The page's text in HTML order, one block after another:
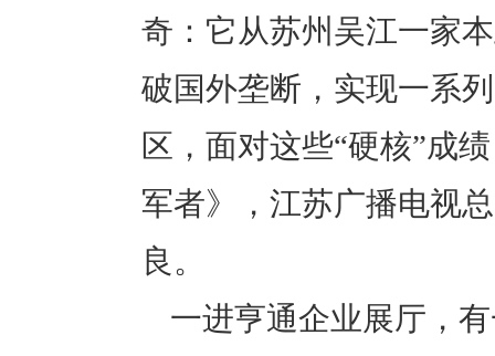
奇：它从苏州吴江一家
破国外垄断，实现一系
区，面对这些“硬核”成
军者》，江苏广播电视
良。
一进亨通企业展厅，